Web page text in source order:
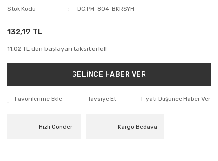
Stok Kodu
DC.PM-804-BKRSYH
132,19 TL
11,02 TL den başlayan taksitlerle!!
GELİNCE HABER VER
Tavsiye Et Fiyatı Düşünce Haber Ver
Hızlı Gönderi Kargo Bedava